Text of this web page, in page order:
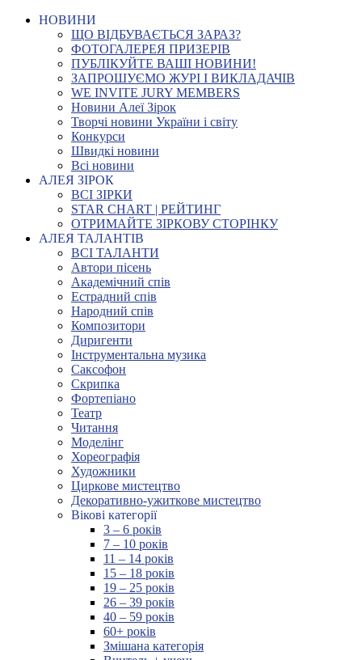
НОВИНИ
ЩО ВІДБУВАЄТЬСЯ ЗАРАЗ?
ФОТОГАЛЕРЕЯ ПРИЗЕРІВ
ПУБЛІКУЙТЕ ВАШІ НОВИНИ!
ЗАПРОШУЄМО ЖУРІ І ВИКЛАДАЧІВ
WE INVITE JURY MEMBERS
Новини Алеї Зірок
Творчі новини України і світу
Конкурси
Швидкі новини
Всі новини
АЛЕЯ ЗІРОК
ВСІ ЗІРКИ
STAR CHART | РЕЙТИНГ
ОТРИМАЙТЕ ЗІРКОВУ СТОРІНКУ
АЛЕЯ ТАЛАНТІВ
ВСІ ТАЛАНТИ
Автори пісень
Академічний спів
Естрадний спів
Народний спів
Композитори
Диригенти
Інструментальна музика
Саксофон
Скрипка
Фортепіано
Театр
Читання
Моделінг
Хореографія
Художники
Циркове мистецтво
Декоративно-ужиткове мистецтво
Вікові категорії
3 – 6 років
7 – 10 років
11 – 14 років
15 – 18 років
19 – 25 років
26 – 39 років
40 – 59 років
60+ років
Змішана категорія